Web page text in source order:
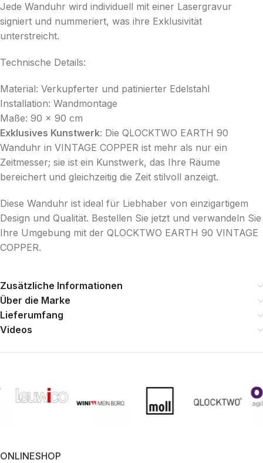
Jede Wanduhr wird individuell mit einer Lasergravur
signiert und nummeriert, was ihre Exklusivität
unterstreicht.
Technische Details:
Material: Verkupferter und patinierter Edelstahl
Installation: Wandmontage
Maße: 90 x 90 cm
Exklusives Kunstwerk: Die QLOCKTWO EARTH 90
Wanduhr in VINTAGE COPPER ist mehr als nur ein
Zeitmesser; sie ist ein Kunstwerk, das Ihre Räume
bereichert und gleichzeitig die Zeit stilvoll anzeigt.
Diese Wanduhr ist ideal für Liebhaber von einzigartigem
Design und Qualität. Bestellen Sie jetzt und verwandeln Sie
Ihre Umgebung mit der QLOCKTWO EARTH 90 VINTAGE
COPPER.
Zusätzliche Informationen
Über die Marke
Lieferumfang
Videos
ONLINESHOP